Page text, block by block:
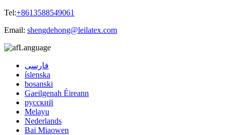
Tel:+8613588549061
Email: shengdehong@leilatex.com
Language
فارسی
íslenska
bosanski
Gaeilgenah Éireann
русский
Melayu
Nederlands
Bai Miaowen